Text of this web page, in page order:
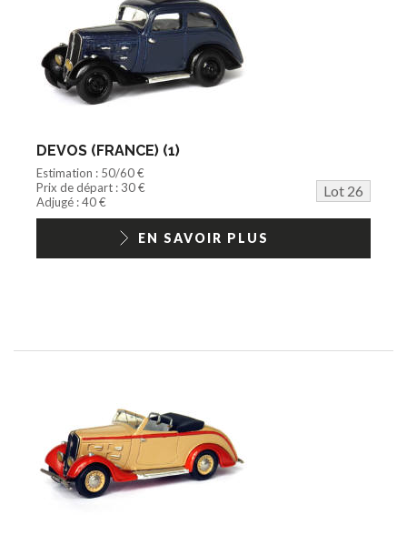
DEVOS (FRANCE) (1)
Estimation : 50/60 €
Prix de départ : 30 €
Lot 26
Adjugé : 40 €
EN SAVOIR PLUS